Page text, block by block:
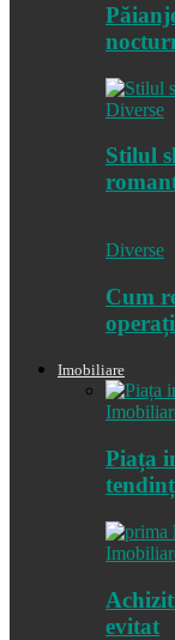
Diverse
Stilul
Diverse
Cum
Imobiliare
Piața
evitat